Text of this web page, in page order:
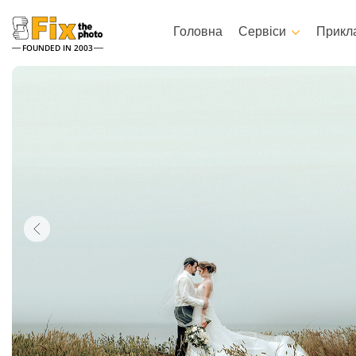
FOUNDED IN 2003
Головна Сервіси
Редагування Весільних